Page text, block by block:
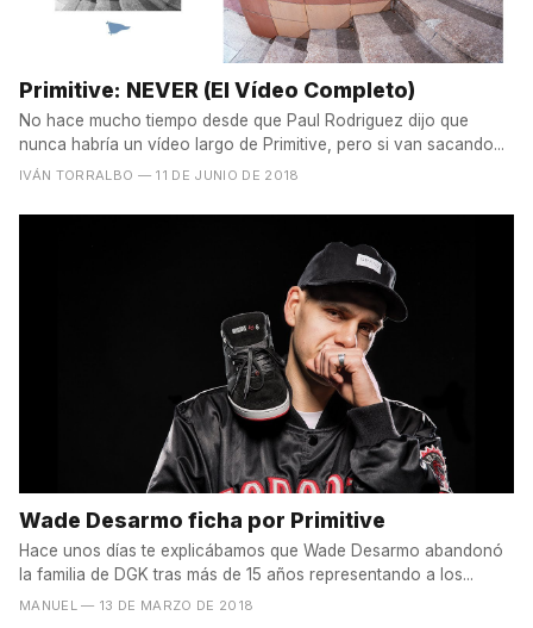
Primitive: NEVER (El Vídeo Completo)
No hace mucho tiempo desde que Paul Rodriguez dijo que
nunca habría un vídeo largo de Primitive, pero si van sacando...
IVÁN TORRALBO — 11 DE JUNIO DE 2018
Wade Desarmo ficha por Primitive
Hace unos días te explicábamos que Wade Desarmo abandonó
la familia de DGK tras más de 15 años representando a los...
MANUEL — 13 DE MARZO DE 2018